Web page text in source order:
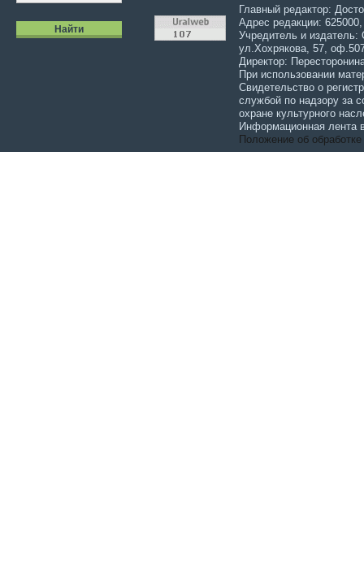
Главный редактор:
Адрес редакции:
Учредитель и
ул.Хохрякова, 57,
Директор:
При использовании
Свидетельство о
службой по надзору за
охране культурного
Информационная лента
Положение об